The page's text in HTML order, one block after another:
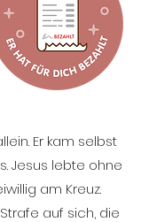
Er kam selbst
Jesus lebte ohne
am Kreuz.
auf sich, die